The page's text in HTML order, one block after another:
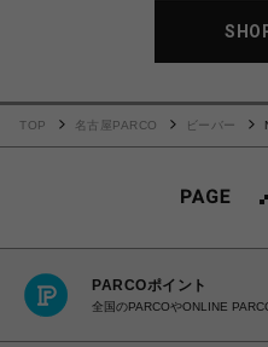
TOP 名古屋PARCO ビーバー
PARCOポイント
全国のPARCOやONLINE